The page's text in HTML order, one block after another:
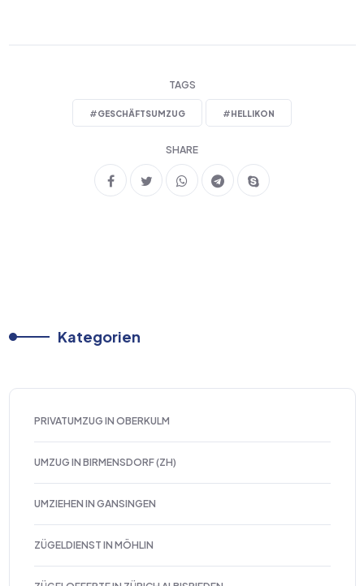
TAGS
#GESCHÄFTSUMZUG #HELLIKON
SHARE
Kategorien
PRIVATUMZUG IN OBERKULM
UMZUG IN BIRMENSDORF (ZH)
UMZIEHEN IN GANSINGEN
ZÜGELDIENST IN MÖHLIN